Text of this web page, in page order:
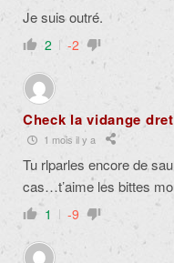
Je suis outré.
2 -2
Check la vidange
1 mois il y a
Tu rlparles encore de
cas…t’aime les bittes
1 -9